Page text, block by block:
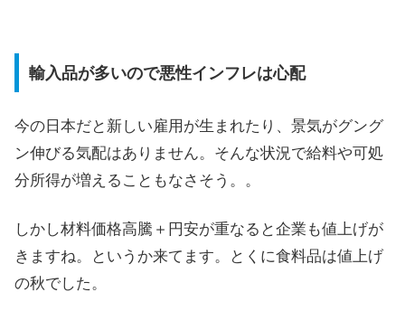
輸入品が多いので悪性インフレは心配
今の日本だと新しい雇用が生まれたり、景気がグング
ン伸びる気配はありません。そんな状況で給料や可処
分所得が増えることもなさそう。。
しかし材料価格高騰＋円安が重なると企業も値上げが
きますね。というか来てます。とくに食料品は値上げ
の秋でした。